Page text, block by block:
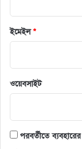
ইমেইল*
ওয়েবসাইট
পরবর্তীতে